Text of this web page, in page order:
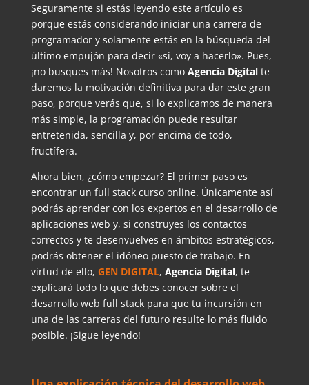
Seguramente si estás leyendo este artículo es
porque estás considerando iniciar una carrera de
programador y solamente estás en la búsqueda del
último empujón para decir «sí, voy a hacerlo». Pues,
¡no busques más! Nosotros como Agencia Digitalte
daremos la motivación definitiva para dar este gran
paso, porque verás que, si lo explicamos de manera
más simple, la programación puede resultar
entretenida, sencilla y, por encima de todo,
fructífera.
Ahora bien, ¿cómo empezar? El primer paso es
encontrar un full stack curso online. Únicamente así
podrás aprender con los expertos en el desarrollo de
aplicaciones web y, si construyes los contactos
correctos y te desenvuelves en ámbitos estratégicos,
podrás obtener el idóneo puesto de trabajo. En
virtud de ello, GEN DIGITAL, Agencia Digital, te
explicará todo lo que debes conocer sobre el
desarrollo web full stack para que tu incursión en
una de las carreras del futuro resulte lo más fluido
posible. ¡Sigue leyendo!